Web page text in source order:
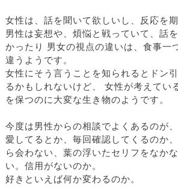
女性は、話を聞いて欲しいし、反応を
男性は妄想や、煩悩と戦っていて、話
かったり 男女の視点の違いは、食事一
違うようです。
女性にそう言うことを知られるとドン
るかもしれないけど、 女性が考えてい
を保つのに大変な生き物のようです。
今度は男性からの相談でよくあるのが
愛してるとか、毎回確認してくるのか
ら会わない、葉の浮いたセリフをなか
い。信用がないのか。
好きといえば何か変わるのか。